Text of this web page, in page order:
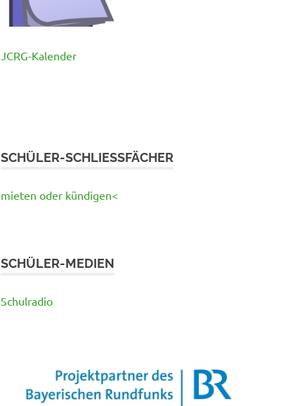
JCRG-Kalender
SCHÜLER-SCHLIESSFÄCHER
mieten oder kündigen<
SCHÜLER-MEDIEN
Schulradio